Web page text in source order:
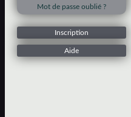
Mot de passe oublié ?
Inscription
Aide